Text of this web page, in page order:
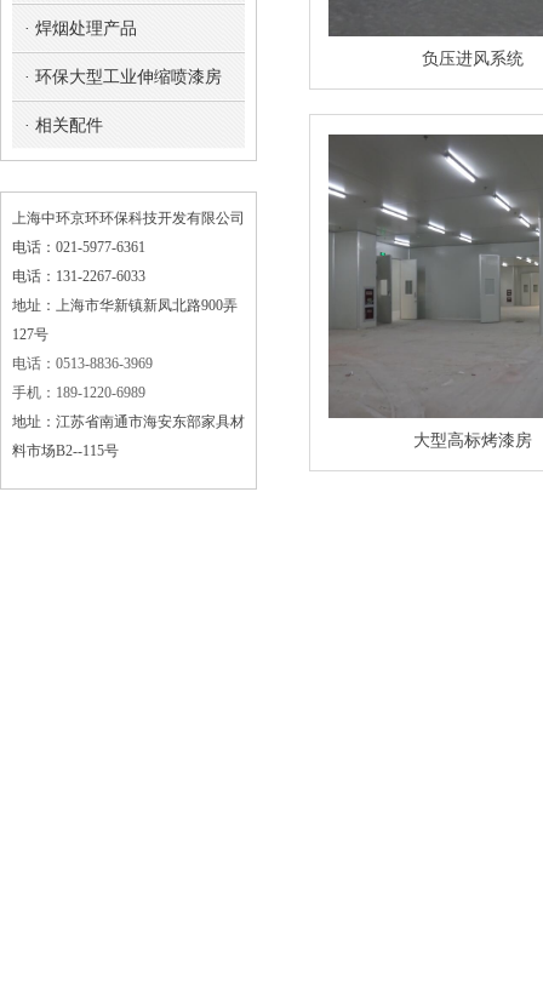
· 焊烟处理产品
· 环保大型工业伸缩喷漆房
· 相关配件
负压进风系统
大型高标烤漆房
上海中环京环环保科技开发有限公司
电话：021-5977-6361
电话：131-2267-6033
地址：上海市华新镇新凤北路900弄
127号
电话：0513-8836-3969
手机：189-1220-6989
地址：江苏省南通市海安东部家具材
料市场B2--115号